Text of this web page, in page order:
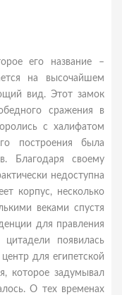
его название –
на высочайшем
вид. Этот замок
сражения в
с халифатом
построения была
Благодаря своему
недоступна
корпус, несколько
веками спустя
для правления
появилась
для египетской
которое задумывал
О тех временах